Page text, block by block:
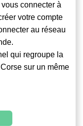
connecter à
votre compte
au réseau
qui regroupe la
sur un même